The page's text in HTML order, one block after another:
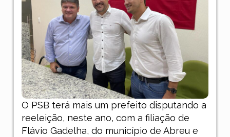
O PSB terá mais um prefeito disputando a
reeleição, neste ano, com a filiação de
Flávio Gadelha, do município de Abreu e